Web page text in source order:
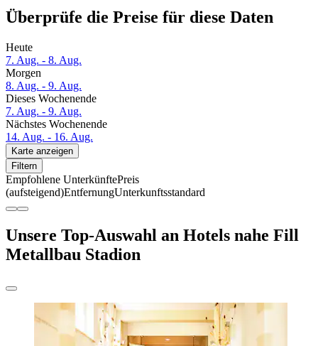
Überprüfe die Preise für diese Daten
Heute
7. Aug. - 8. Aug.
Morgen
8. Aug. - 9. Aug.
Dieses Wochenende
7. Aug. - 9. Aug.
Nächstes Wochenende
14. Aug. - 16. Aug.
Karte anzeigen
Filtern
Empfohlene UnterkünftePreis
(aufsteigend)EntfernungUnterkunftsstandard
Unsere Top-Auswahl an Hotels nahe Fill
Metallbau Stadion